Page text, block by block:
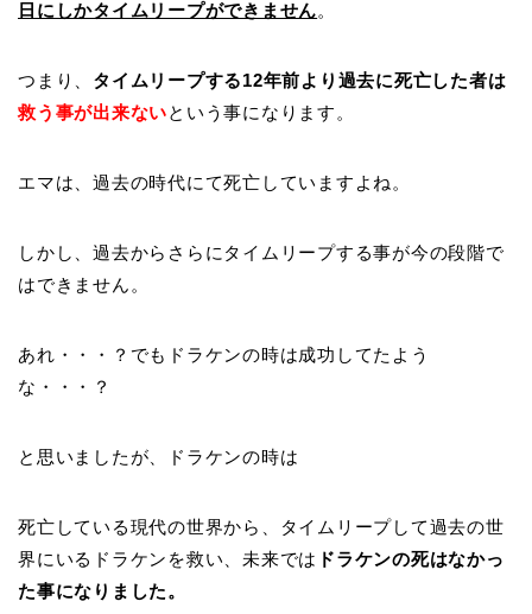
日にしかタイムリープができません。
つまり、 タイムリープする12年前より過去に死亡した者は
救う事が出来ないという事になります。
エマは、過去の時代にて死亡していますよね。
しかし、過去からさらにタイムリープする事が今の段階で
はできません。
あれ・・・？でもドラケンの時は成功してたよう
な・・・？
と思いましたが、ドラケンの時は
死亡している現代の世界から、タイムリープして過去の世
界にいるドラケンを救い、未来では ドラケンの死はなかっ
た事になりました。